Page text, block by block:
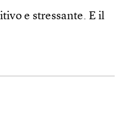
e stressante. E il